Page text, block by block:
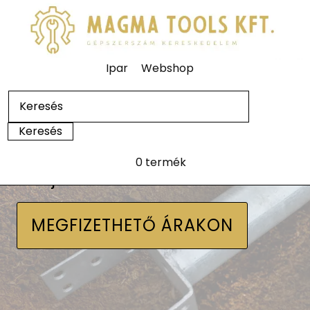
Ipar Webshop
0 termék
MEGFIZETHETŐ ÁRAKON